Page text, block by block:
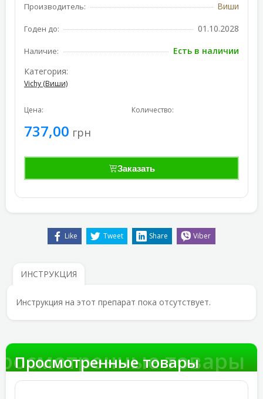
Производитель: Виши
Годен до: 01.10.2028
Наличие:
Есть в наличии
Категория:
Vichy (Виши)
Цена:
737,00 грн
Количество:
Заказать
Like Tweet Share Viber
ИНСТРУКЦИЯ
Инструкция на этот препарат пока отсутствует.
товары
Просмотренные товары